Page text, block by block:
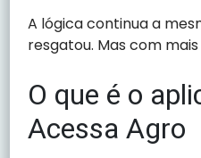
A lógica continua a
resgatou. Mas com
O que é o
Acessa Agro